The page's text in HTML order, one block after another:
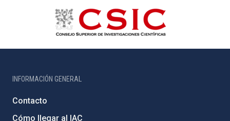
INFORMACIÓN GENERAL
Contacto
Cómo llegar al IAC